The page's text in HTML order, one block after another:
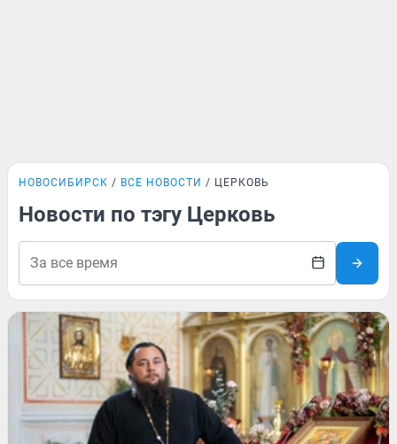
НОВОСИБИРСК ВСЕ НОВОСТИ ЦЕРКОВЬ
Новости по тэгу Церковь